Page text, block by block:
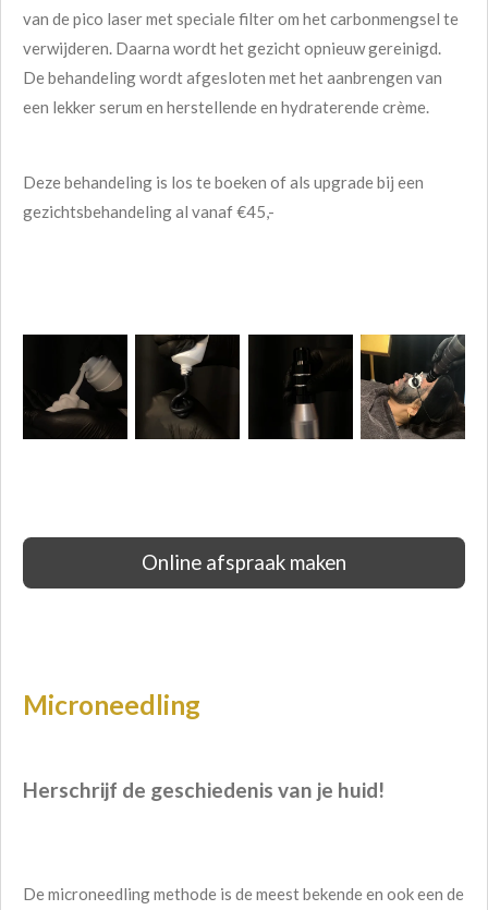
van de pico laser met speciale filter om het carbonmengsel te
verwijderen. Daarna wordt het gezicht opnieuw gereinigd.
De behandeling wordt afgesloten met het aanbrengen van
een lekker serum en herstellende en hydraterende crème.
Deze behandeling is los te boeken of als upgrade bij een
gezichtsbehandeling al vanaf €45,-
Online afspraak maken
Microneedling
Herschrijf de geschiedenis van je huid!
De microneedling methode is de meest bekende en ook een de